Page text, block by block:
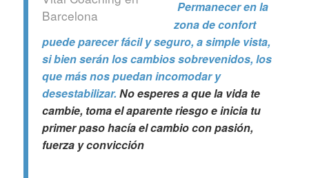
Permanecer en la
zona de confort
puede parecer fácil y seguro, a simple vista,
si bien serán los cambios sobrevenidos, los
que más nos puedan incomodar y
desestabilizar. No esperes a que la vida te
cambie, toma el aparente riesgo e inicia tu
primer paso hacía el cambio con pasión,
fuerza y convicción